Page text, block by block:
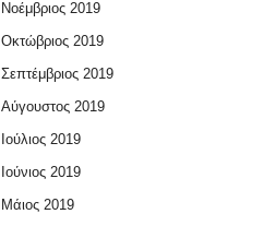
Νοέμβριος 2019
Οκτώβριος 2019
Σεπτέμβριος 2019
Αύγουστος 2019
Ιούλιος 2019
Ιούνιος 2019
Μάιος 2019